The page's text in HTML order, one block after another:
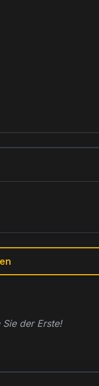
der Erste!